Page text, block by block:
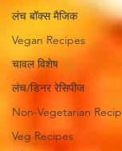
लंच बॉक्स मैजिक
Vegan Recipes
चावल विशेष
लंच/डिनर रेसिपीज
Non-Vegetarian
Veg Recipes